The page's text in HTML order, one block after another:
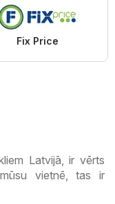
Fix Price
Latvijā, ir vērts
vietnē, tas ir